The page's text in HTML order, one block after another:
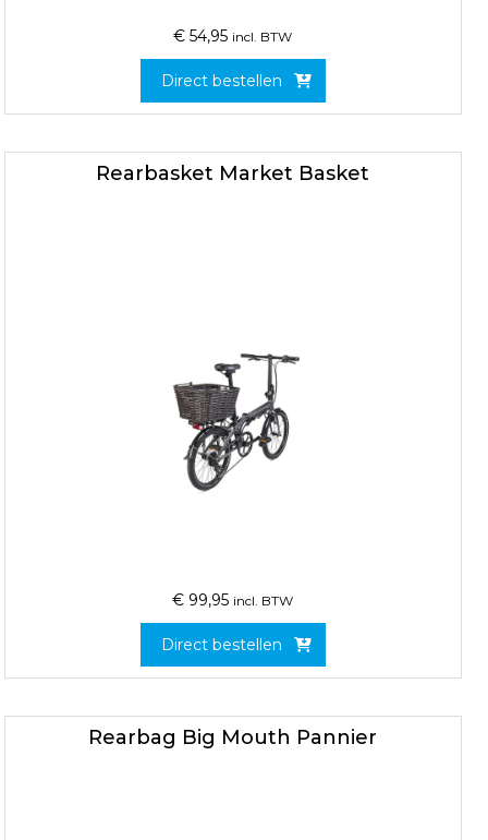
€ 54,95 incl. BTW
Direct bestellen
Rearbasket Market Basket
€ 99,95 incl. BTW
Direct bestellen
Rearbag Big Mouth Pannier